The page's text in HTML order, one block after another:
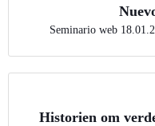
Seminario web
Historien om